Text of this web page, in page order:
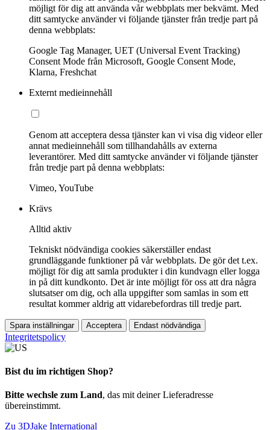
möjligt för dig att använda vår webbplats mer bekvämt. Med
ditt samtycke använder vi följande tjänster från tredje part på
denna webbplats:
Google Tag Manager, UET (Universal Event Tracking)
Consent Mode från Microsoft, Google Consent Mode,
Klarna, Freshchat
Externt medieinnehåll
Genom att acceptera dessa tjänster kan vi visa dig videor eller
annat medieinnehåll som tillhandahålls av externa
leverantörer. Med ditt samtycke använder vi följande tjänster
från tredje part på denna webbplats:
Vimeo, YouTube
Krävs
Alltid aktiv
Tekniskt nödvändiga cookies säkerställer endast
grundläggande funktioner på vår webbplats. De gör det t.ex.
möjligt för dig att samla produkter i din kundvagn eller logga
in på ditt kundkonto. Det är inte möjligt för oss att dra några
slutsatser om dig, och alla uppgifter som samlas in som ett
resultat kommer aldrig att vidarebefordras till tredje part.
Spara inställningar Acceptera Endast nödvändiga
Integritetspolicy
Bist du im richtigen Shop?
Bitte wechsle zum Land, das mit deiner Lieferadresse
übereinstimmt.
Zu 3DJake International